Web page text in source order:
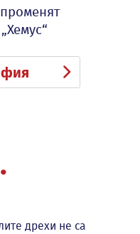
дрехи не са